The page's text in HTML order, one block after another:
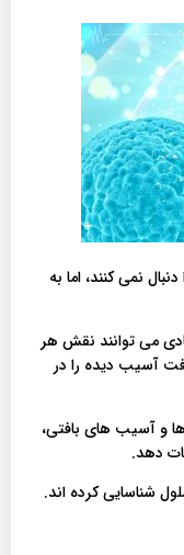
نمی کنند، اما به
می توانند نقش هر
آسیب دیده را در
و آسیب های بافتی،
دهد.
شناسایی کرده اند.